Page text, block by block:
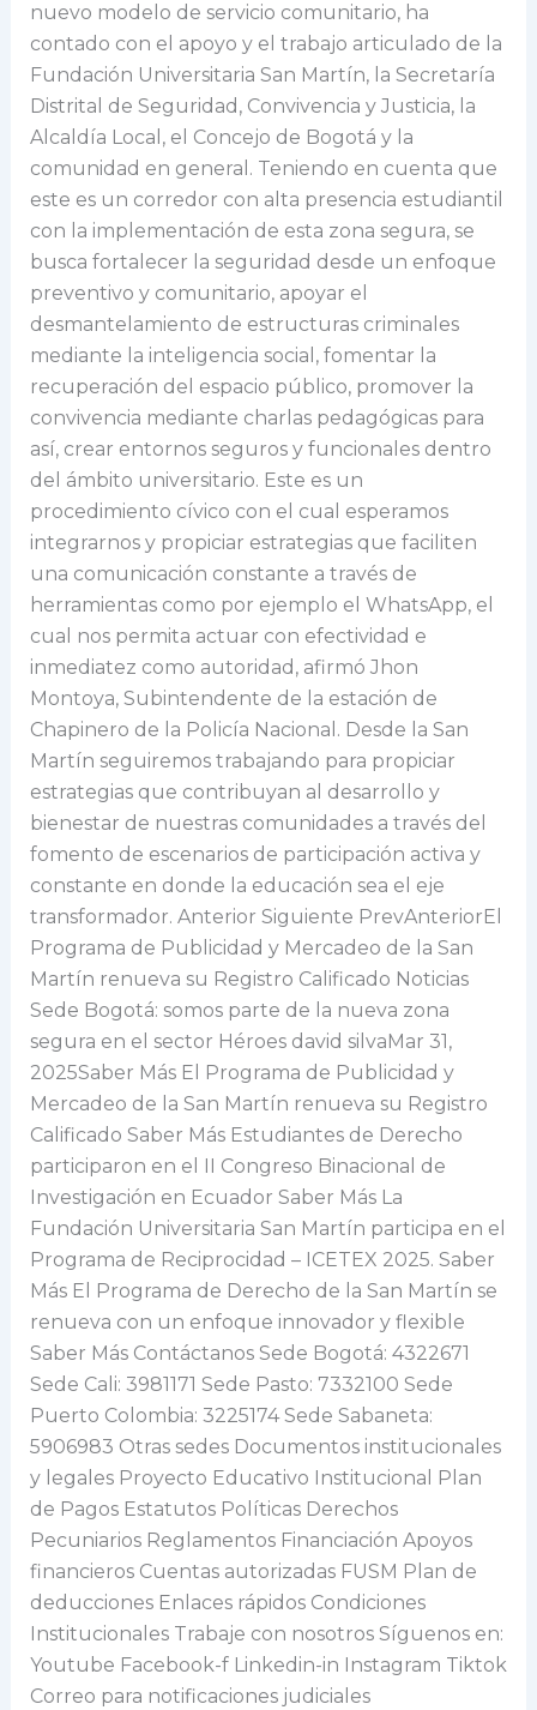
nuevo modelo de servicio comunitario, ha
contado con el apoyo y el trabajo articulado de la
Fundación Universitaria San Martín, la Secretaría
Distrital de Seguridad, Convivencia y Justicia, la
Alcaldía Local, el Concejo de Bogotá y la
comunidad en general. Teniendo en cuenta que
este es un corredor con alta presencia estudiantil
con la implementación de esta zona segura, se
busca fortalecer la seguridad desde un enfoque
preventivo y comunitario, apoyar el
desmantelamiento de estructuras criminales
mediante la inteligencia social, fomentar la
recuperación del espacio público, promover la
convivencia mediante charlas pedagógicas para
así, crear entornos seguros y funcionales dentro
del ámbito universitario. Este es un
procedimiento cívico con el cual esperamos
integrarnos y propiciar estrategias que faciliten
una comunicación constante a través de
herramientas como por ejemplo el WhatsApp, el
cual nos permita actuar con efectividad e
inmediatez como autoridad, afirmó Jhon
Montoya, Subintendente de la estación de
Chapinero de la Policía Nacional. Desde la San
Martín seguiremos trabajando para propiciar
estrategias que contribuyan al desarrollo y
bienestar de nuestras comunidades a través del
fomento de escenarios de participación activa y
constante en donde la educación sea el eje
transformador. Anterior Siguiente PrevAnteriorEl
Programa de Publicidad y Mercadeo de la San
Martín renueva su Registro Calificado Noticias
Sede Bogotá: somos parte de la nueva zona
segura en el sector Héroes david silvaMar 31,
2025Saber Más El Programa de Publicidad y
Mercadeo de la San Martín renueva su Registro
Calificado Saber Más Estudiantes de Derecho
participaron en el II Congreso Binacional de
Investigación en Ecuador Saber Más La
Fundación Universitaria San Martín participa en el
Programa de Reciprocidad – ICETEX 2025. Saber
Más El Programa de Derecho de la San Martín se
renueva con un enfoque innovador y flexible
Saber Más Contáctanos Sede Bogotá: 4322671
Sede Cali: 3981171 Sede Pasto: 7332100 Sede
Puerto Colombia: 3225174 Sede Sabaneta:
5906983 Otras sedes Documentos institucionales
y legales Proyecto Educativo Institucional Plan
de Pagos Estatutos Políticas Derechos
Pecuniarios Reglamentos Financiación Apoyos
financieros Cuentas autorizadas FUSM Plan de
deducciones Enlaces rápidos Condiciones
Institucionales Trabaje con nosotros Síguenos en:
Youtube Facebook-f Linkedin-in Instagram Tiktok
Correo para notificaciones judiciales